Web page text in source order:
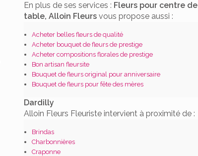
En plus de ses services : Fleurs pour centre de
table, Alloin Fleursvous propose aussi :
Acheter belles fleurs de qualité
Acheter bouquet de fleurs de prestige
Acheter compositions florales de prestige
Bon artisan fleursite
Bouquet de fleurs original pour anniversaire
Bouquet de fleurs pour fête des mères
Dardilly
Alloin Fleurs Fleuriste intervient à proximité de :
Brindas
Charbonnières
Craponne